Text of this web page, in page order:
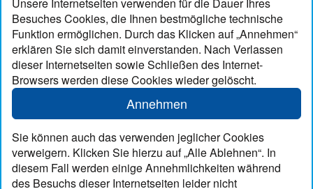
Besuches Cookies, die Ihnen bestmögliche technische
Funktion ermöglichen. Durch das Klicken auf „Annehmen“
erklären Sie sich damit einverstanden. Nach Verlassen
dieser Internetseiten sowie Schließen des Internet-
Browsers werden diese Cookies wieder gelöscht.
Annehmen
Sie können auch das verwenden jeglicher Cookies
verweigern. Klicken Sie hierzu auf „Alle Ablehnen“. In
diesem Fall werden einige Annehmlichkeiten während
des Besuchs dieser Internetseiten leider nicht
Beachten Sie hierzu bitte unsereDatenschutz-Erklärung
Anfrage abschicken!
Kontakt
Telefon 04974 251
Mobil
0151 50550242
info@neuharlingersiel-maack.de
www.neuharlingersiel-maack.de